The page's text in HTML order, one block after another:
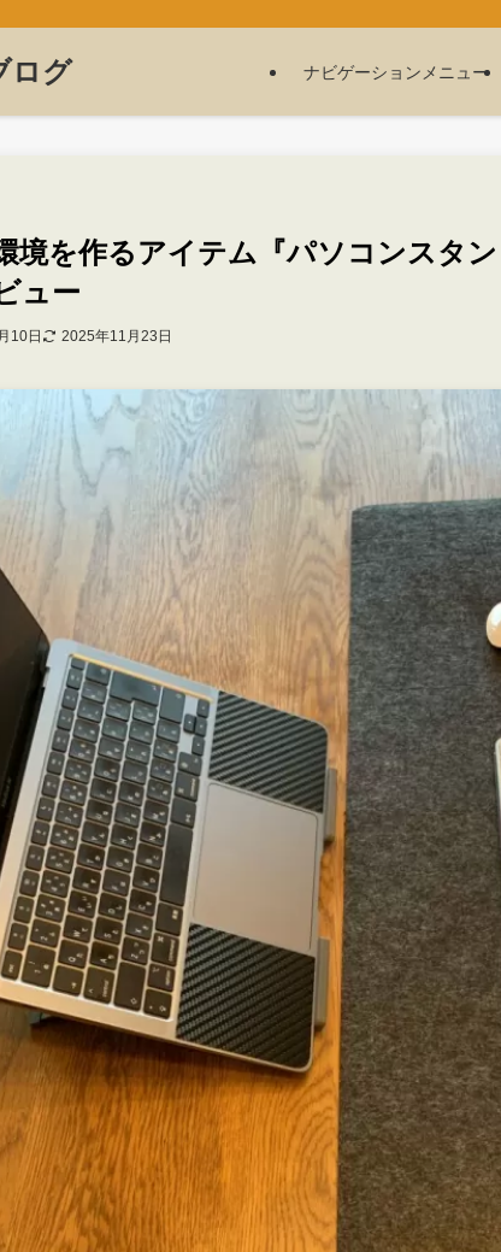
ログ ナビゲーションメニュー
境を作るアイテム『パソコンスタ
ュー
10日 2025年11月23日